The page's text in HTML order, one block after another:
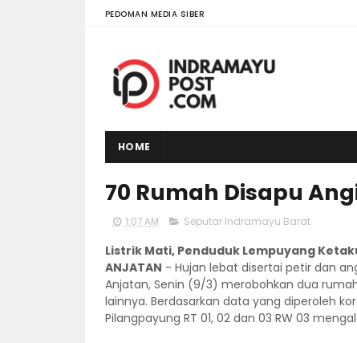
PEDOMAN MEDIA SIBER
HOME
70 Rumah Disapu
1:07 AM Seputar Indramayu Barat
Listrik Mati, Penduduk Lempuyang
ANJATAN - Hujan lebat disertai petir dan
Anjatan, Senin (9/3) merobohkan dua
lainnya. Berdasarkan data yang diperoleh
Pilangpayung RT 01, 02 dan 03 RW 03